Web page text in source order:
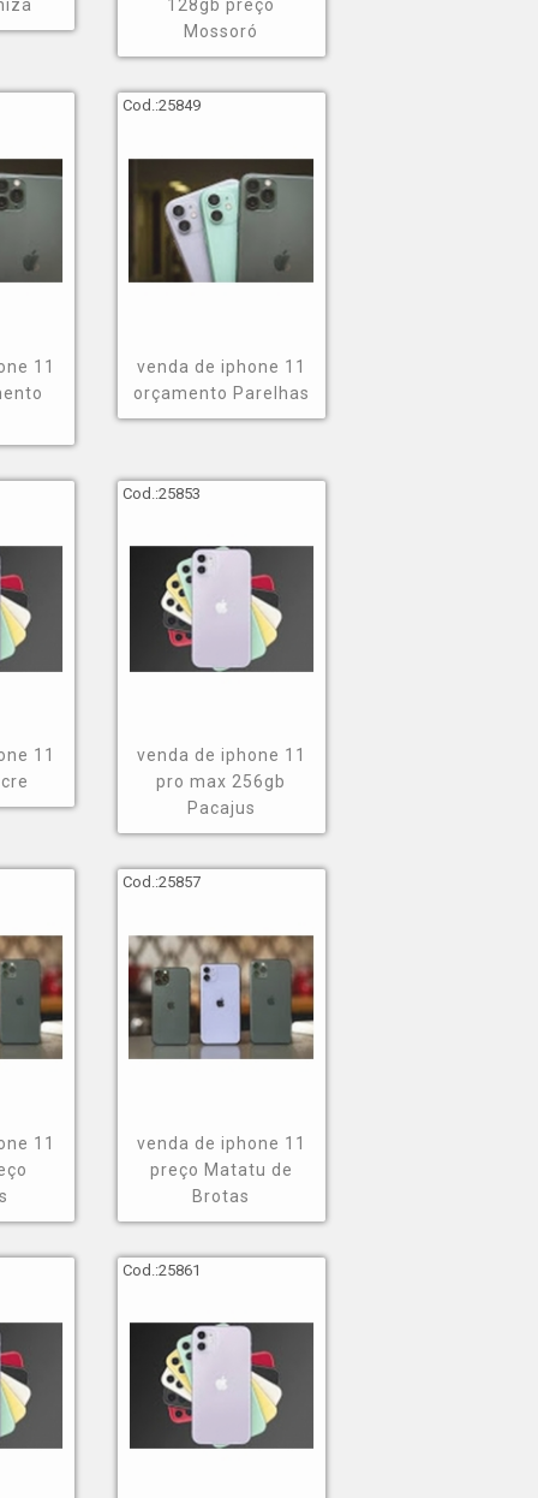
pessoa, você deve conhecer melhor uma
técnica, na GNG Mobile você encontra
Mobile possui uma forma de trabalho conhecida
garanta o melhor do segmento de vendas de
128gb preço
Mossoró
11
Cod.:25849
venda de iphone 11
orçamento Parelhas
11
Cod.:25853
venda de iphone 11
pro max 256gb
Pacajus
11
Cod.:25857
venda de iphone 11
preço Matatu de
Brotas
Cod.:25861